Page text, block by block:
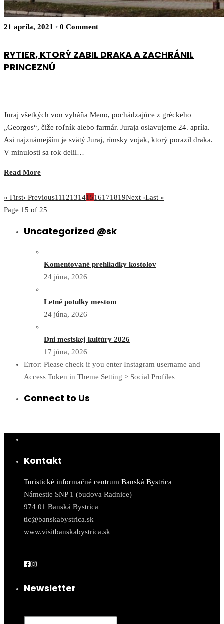
21 apríla, 2021 • 0 Comment
RYTIER, KTORÝ ZABIL DRAKA A ZACHRÁNIL
PRINCEZNÚ
Juraj všetkých von vyháňa Meno, pochádzajúce z gréckeho
„Georgos“, čiže roľník alebo farmár. Juraja oslavujeme 24. apríla.
Asi najznámejším je svätý Juraj, rímsky vojak, ktorý porazil draka.
V minulosti sa rok delil…
Read More
« First‹ Previous111213141516171819Next ›Last »
Page 15 of 25
Uncategorized @sk
Komentované prehliadky kostolov
24 júna, 2026
Letné potulky mestom
24 júna, 2026
Dni mestskej kultúry 2026
17 júna, 2026
Error: Please check if you enter Instagram username and
Access Token in Theme Setting > Social Profiles
Connect to Us
Kontakt
Turistické informačné centrum Banská Bystrica
Námestie SNP 1 (budova Radnice)
974 01 Banská Bystrica
tic@banskabystrica.sk
www.visitbanskabystrica.sk
Newsletter